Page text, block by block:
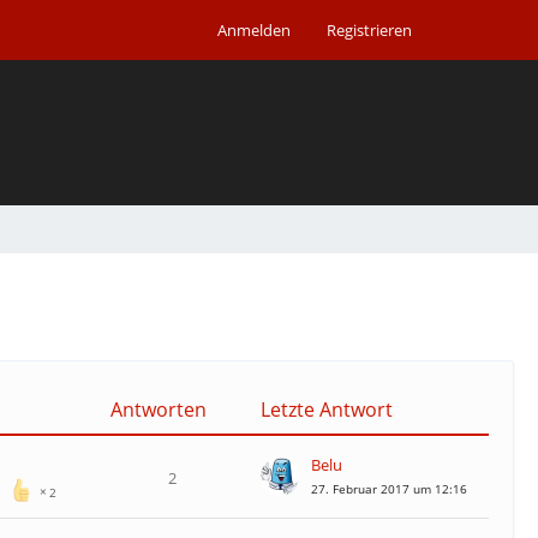
Anmelden Registrieren
Antworten Letzte Antwort
2
2
Belu
27. Februar 2017 um 12:16